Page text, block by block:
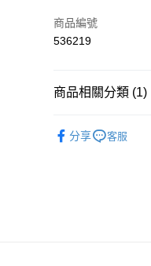
信用卡
商品編號
536219
商品相關分類 (1)
分享
客服